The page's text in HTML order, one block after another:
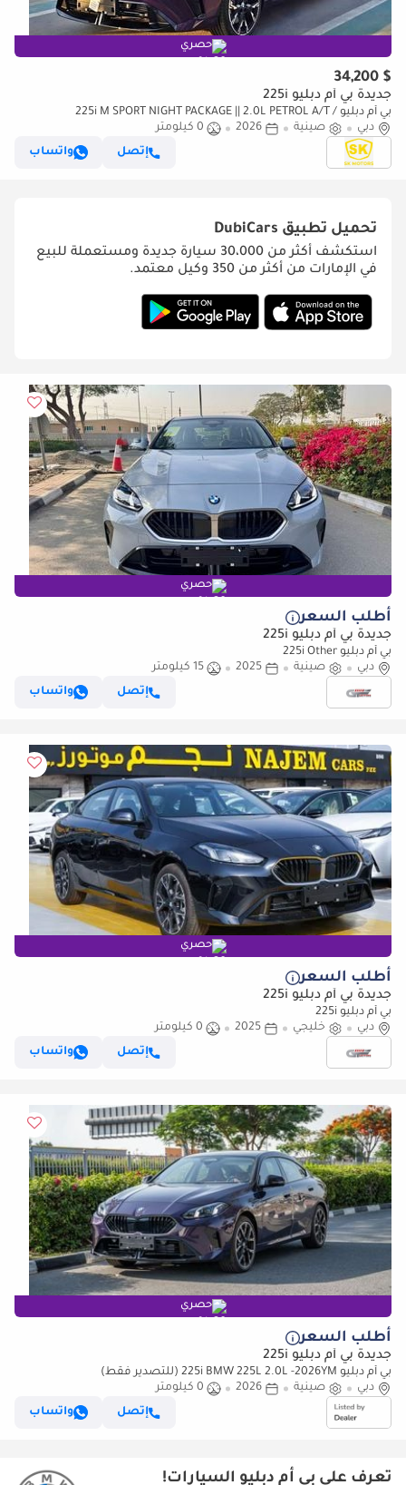
حصري
$ 34,200
جديدة بي أم دبليو 225i
بي أم دبليو 225i M SPORT NIGHT PACKAGE || 2.0L PETROL A/T /
PANORAMIC ROOF / LETAHER WITH POWER SEATS (CODE#BMWMS225)
دبي صينية 2026
0 كيلومتر
إتصل
واتساب
تحميل تطبيق DubiCars
استكشف أكثر من 30،000 سيارة جديدة ومستعملة للبيع
في الإمارات من أكثر من 350 وكيل معتمد.
حصري
أطلب السعر
جديدة بي أم دبليو 225i
بي أم دبليو 225i Other
دبي
صينية 2025
15 كيلومتر
إتصل
واتساب
حصري
أطلب السعر
جديدة بي أم دبليو 225i
بي أم دبليو 225i
دبي
خليجي 2025
0 كيلومتر
إتصل
واتساب
حصري
أطلب السعر
جديدة بي أم دبليو 225i
بي أم دبليو 225i BMW 225L 2.0L -2026YM (للتصدير فقط)
دبي
صينية 2026
0 كيلومتر
إتصل
واتساب
تعرف على بي أم دبليو السيارات!